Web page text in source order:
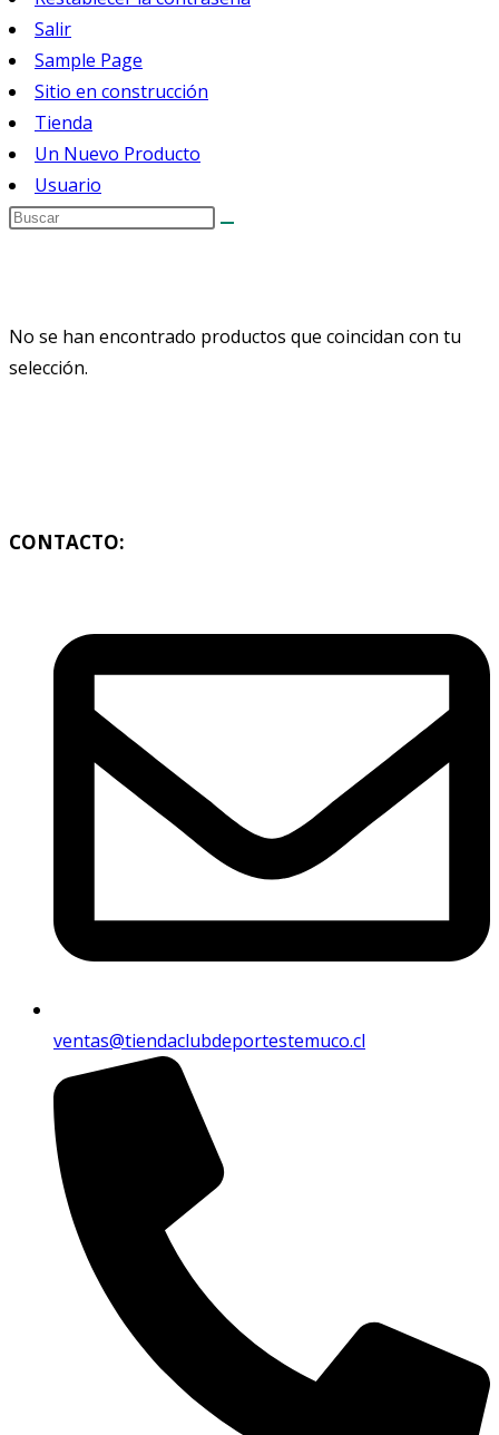
Salir
Sample Page
Sitio en construcción
Tienda
Un Nuevo Producto
Usuario
No se han encontrado productos que coincidan con tu
selección.
CONTACTO:
ventas@tiendaclubdeportestemuco.cl